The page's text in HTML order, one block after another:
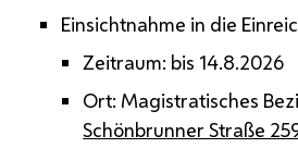
Einsichtnahme in die
Zeitraum: bis 14.8.2026
Ort: Magistratisches
Schönbrunner Straße